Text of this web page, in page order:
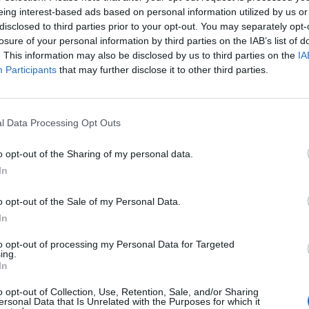
interest-based ads based on personal information utilized by us
to third parties prior to your opt-out. You may separately
of your personal information by third parties on the IAB’s list of
This information may also be disclosed by us to third parties on the
Participants that may further disclose it to other third parties.
Data Processing Opt Outs
opt-out of the Sharing of my personal data.
opt-out of the Sale of my Personal Data.
opt-out of processing my Personal Data for Targeted
opt-out of Collection, Use, Retention, Sale, and/or Sharing
Data that Is Unrelated with the Purposes for which it
személyautó Budapest XII. kerületében, a Budakeszi
az katasztrófavédelem az MTI-vel hétfő reggel.
lezárták - írták a közleményben. A balesetben érintett
megjelenéséig nem közölt információkat. Kapcsolódó
Magyarországon: egy teljes...
portfolio.hu hírarchívumához tartozik, melynek olvasása
tartalmazza:
cikkarchívum
elmúlt 2 év napon belüli